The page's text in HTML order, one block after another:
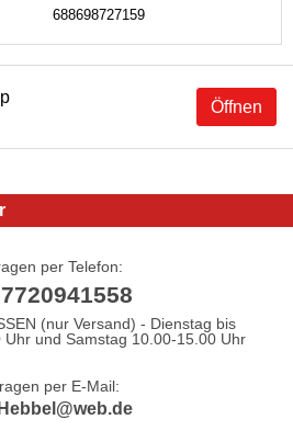
688698727159
Öffnen
per Telefon:
(nur Versand) - Dienstag bis
und Samstag 10.00-15.00 Uhr
per E-Mail: